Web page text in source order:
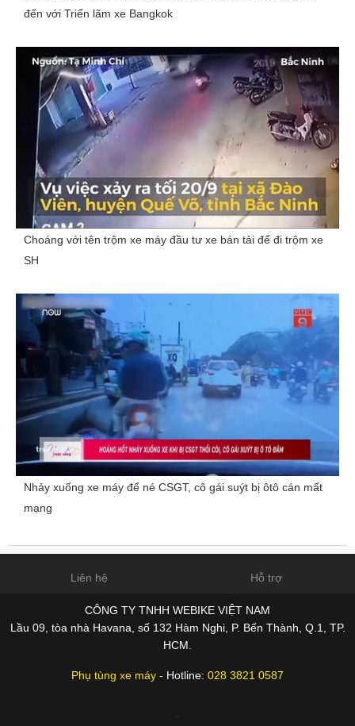
đến với Triển lãm xe Bangkok
Choáng với tên trộm xe máy đầu tư xe bán tải để đi trộm xe
SH
Nhảy xuống xe máy để né CSGT, cô gái suýt bị ôtô cán mất
mạng
Liên hệ Hỗ trợ
CÔNG TY TNHH WEBIKE VIỆT NAM
Lầu 09, tòa nhà Havana, số 132 Hàm Nghi, P. Bến Thành, Q.1, TP.
HCM.
Phụ tùng xe máy - Hotline: 028 3821 0587